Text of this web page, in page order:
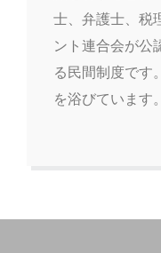
士、弁護士、税
ント連合会が公
る民間制度です
を浴びています。